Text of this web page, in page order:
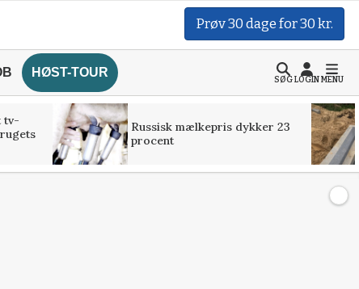
Prøv 30 dage for 30 kr.
HØST-TOUR
SØGLOGINMENU
tv-
Russisk mælkepris dykker 23
procent